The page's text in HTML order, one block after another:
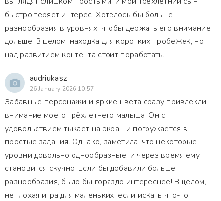
быстро теряет интерес. Хотелось бы больше
разнообразия в уровнях, чтобы держать его внимание
дольше. В целом, находка для коротких пробежек, но
над развитием контента стоит поработать.
audriukasz
26 January 2026 10:57
Забавные персонажи и яркие цвета сразу привлекли
внимание моего трёхлетнего малыша. Он с
удовольствием тыкает на экран и погружается в
простые задания. Однако, заметила, что некоторые
уровни довольно однообразные, и через время ему
становится скучно. Если бы добавили больше
разнообразия, было бы гораздо интереснее! В целом,
неплохая игра для маленьких, если искать что-то